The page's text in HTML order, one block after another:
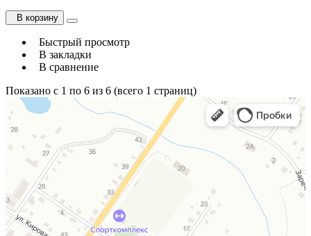
В корзину
Быстрый просмотр
В закладки
В сравнение
Показано с 1 по 6 из 6 (всего 1 страниц)